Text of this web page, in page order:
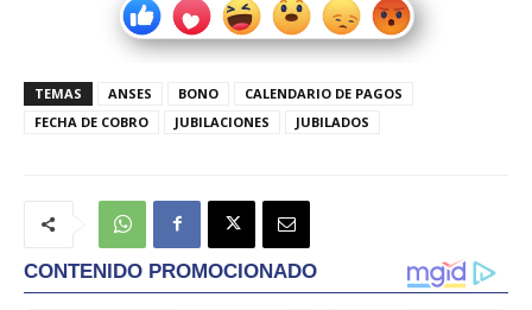
TEMAS ANSES BONO
CALENDARIO DE PAGOS
FECHA DE COBRO
JUBILACIONES JUBILADOS